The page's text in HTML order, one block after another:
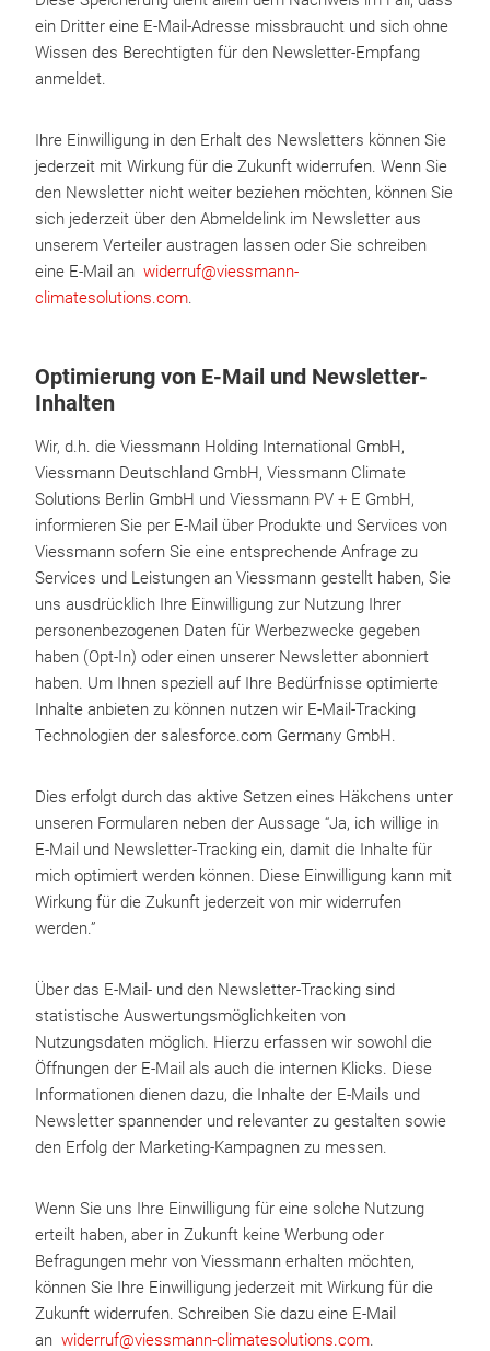
ein Dritter eine E-Mail-Adresse missbraucht und sich ohne
Wissen des Berechtigten für den Newsletter-Empfang
anmeldet.
Ihre Einwilligung in den Erhalt des Newsletters können Sie
jederzeit mit Wirkung für die Zukunft widerrufen. Wenn Sie
den Newsletter nicht weiter beziehen möchten, können Sie
sich jederzeit über den Abmeldelink im Newsletter aus
unserem Verteiler austragen lassen oder Sie schreiben
eine E-Mail an widerruf@viessmann-
climatesolutions.com.
Optimierung von E-Mail und Newsletter-
Inhalten
Wir, d.h. die Viessmann Holding International GmbH,
Viessmann Deutschland GmbH, Viessmann Climate
Solutions Berlin GmbH und Viessmann PV + E GmbH,
informieren Sie per E-Mail über Produkte und Services von
Viessmann sofern Sie eine entsprechende Anfrage zu
Services und Leistungen an Viessmann gestellt haben, Sie
uns ausdrücklich Ihre Einwilligung zur Nutzung Ihrer
personenbezogenen Daten für Werbezwecke gegeben
haben (Opt-In) oder einen unserer Newsletter abonniert
haben. Um Ihnen speziell auf Ihre Bedürfnisse optimierte
Inhalte anbieten zu können nutzen wir E-Mail-Tracking
Technologien der salesforce.com Germany GmbH.
Dies erfolgt durch das aktive Setzen eines Häkchens unter
unseren Formularen neben der Aussage “Ja, ich willige in
E-Mail und Newsletter-Tracking ein, damit die Inhalte für
mich optimiert werden können. Diese Einwilligung kann mit
Wirkung für die Zukunft jederzeit von mir widerrufen
werden.”
Über das E-Mail- und den Newsletter-Tracking sind
statistische Auswertungsmöglichkeiten von
Nutzungsdaten möglich. Hierzu erfassen wir sowohl die
Öffnungen der E-Mail als auch die internen Klicks. Diese
Informationen dienen dazu, die Inhalte der E-Mails und
Newsletter spannender und relevanter zu gestalten sowie
den Erfolg der Marketing-Kampagnen zu messen.
Wenn Sie uns Ihre Einwilligung für eine solche Nutzung
erteilt haben, aber in Zukunft keine Werbung oder
Befragungen mehr von Viessmann erhalten möchten,
können Sie Ihre Einwilligung jederzeit mit Wirkung für die
Zukunft widerrufen. Schreiben Sie dazu eine E-Mail
an widerruf@viessmann-climatesolutions.com.